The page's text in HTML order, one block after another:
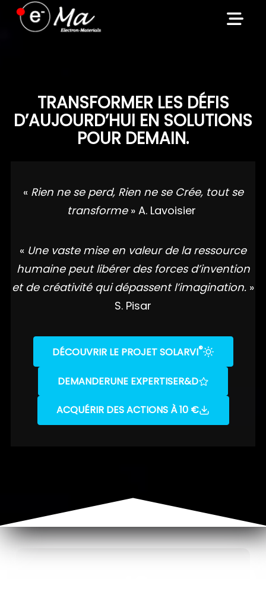
Skip
TRANSFORMER LES DÉFIS
D’AUJOURD’HUI EN SOLUTIONS
POUR DEMAIN.
« Rien ne se perd, Rien ne se Crée, tout se
transforme » A. Lavoisier
« Une vaste mise en valeur de la ressource
humaine peut libérer des forces d’invention
et de créativité qui dépassent l’imagination. »
S. Pisar
DÉCOUVRIR LE PROJET SOLARVI®
DEMANDERUNE EXPERTISER&D
ACQUÉRIR DES ACTIONS À 10 €